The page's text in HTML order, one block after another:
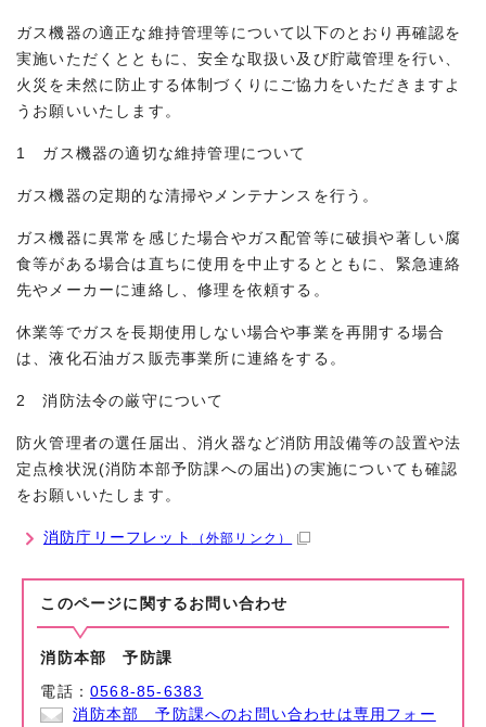
ガス機器の適正な維持管理等について以下のとおり再確認を
実施いただくとともに、安全な取扱い及び貯蔵管理を行い、
火災を未然に防止する体制づくりにご協力をいただきますよ
うお願いいたします。
1 ガス機器の適切な維持管理について
ガス機器の定期的な清掃やメンテナンスを行う。
ガス機器に異常を感じた場合やガス配管等に破損や著しい腐
食等がある場合は直ちに使用を中止するとともに、緊急連絡
先やメーカーに連絡し、修理を依頼する。
休業等でガスを長期使用しない場合や事業を再開する場合
は、液化石油ガス販売事業所に連絡をする。
2 消防法令の厳守について
防火管理者の選任届出、消火器など消防用設備等の設置や法
定点検状況(消防本部予防課への届出)の実施についても確認
をお願いいたします。
消防庁リーフレット （外部リンク）
このページに関する お問い合わせ
消防本部 予防課
電話：0568-85-6383
消防本部 予防課へのお問い合わせは専用フォー